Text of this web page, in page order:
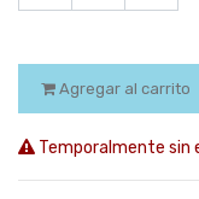
Agregar al carrito
Temporalmente sin